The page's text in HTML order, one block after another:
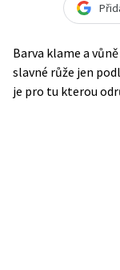
Barva klame a
slavné růže jen
je pro tu kterou